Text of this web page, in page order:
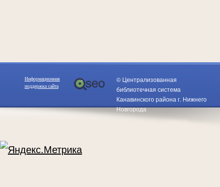
от
50%Информационная
поддержка сайта
© Централизованная
библиотечная система
Канавинского района г. Нижнего
Новгорода